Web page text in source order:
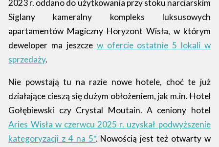
2023 r. oddano do użytkowania przy stoku narciarskim
Siglany kameralny kompleks luksusowych
apartamentów Magiczny Horyzont Wisła, w którym
deweloper ma jeszcze w ofercie ostatnie 5 lokali w
sprzedaży.
Nie powstają tu na razie nowe hotele, choć te już
działające cieszą się dużym obłożeniem, jak m.in. Hotel
Gołębiewski czy Crystal Moutain. A ceniony hotel
Aries Wisła w czerwcu 2025 r. uzyskał podwyższenie
kategoryzacji z 4 na 5*. Nowością jest też otwarty w